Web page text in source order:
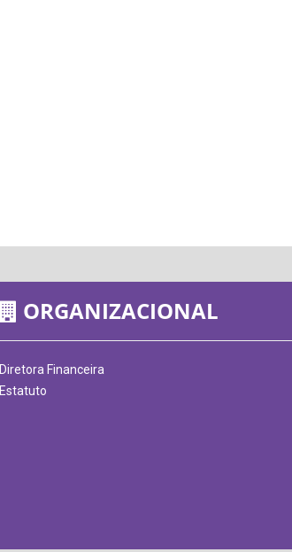
ORGANIZACIONAL
Diretora Financeira
Estatuto